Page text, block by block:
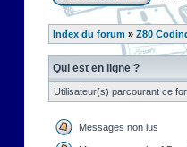
Index du forum » Z80
Qui est en ligne ?
Utilisateur(s) parcourant ce
Messages non lus